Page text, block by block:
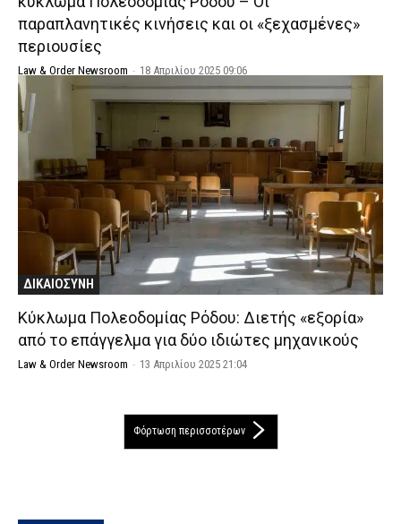
παραπλανητικές κινήσεις και οι «ξεχασμένες»
περιουσίες
Law & Order Newsroom - 18 Απριλίου 2025 09:06
ΔΙΚΑΙΟΣΥΝΗ
Κύκλωμα Πολεοδομίας Ρόδου: Διετής «εξορία»
από το επάγγελμα για δύο ιδιώτες μηχανικούς
Law & Order Newsroom - 13 Απριλίου 2025 21:04
Φόρτωση περισσοτέρων